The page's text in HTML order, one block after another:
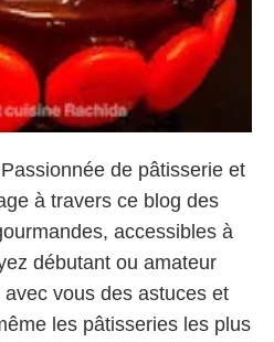
de pâtisserie et
à travers ce blog des
accessibles à
débutant ou amateur
vous des astuces et
les pâtisseries les plus